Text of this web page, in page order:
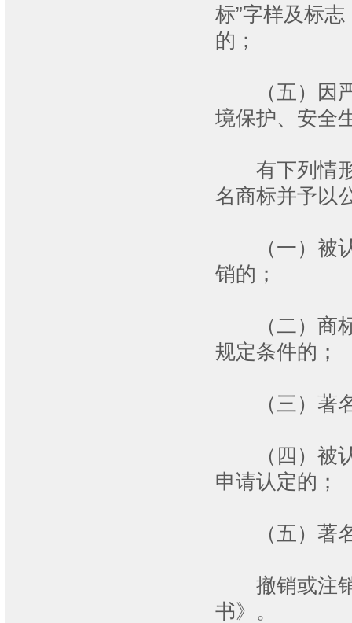
标”字样及标
的；
（五）因严
境保护、安全
有下列情形
名商标并予以
（一）被认
销的；
（二）商标
规定条件的；
（三）著名
（四）被认
申请认定的；
（五）著名
撤销或注销
书》。